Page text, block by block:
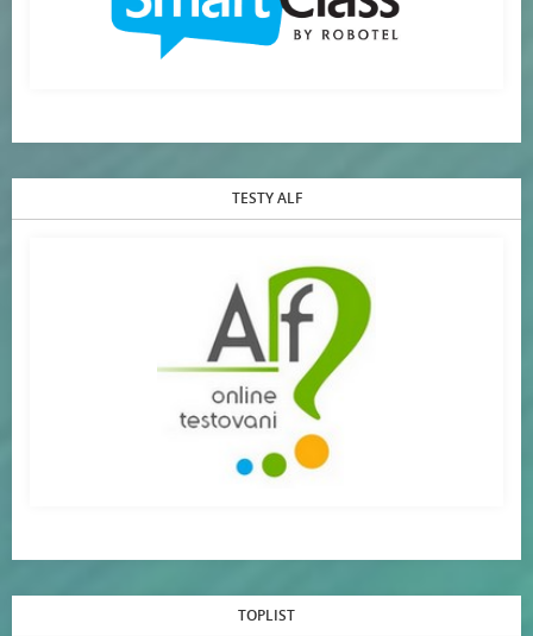
TESTY ALF
TOPLIST